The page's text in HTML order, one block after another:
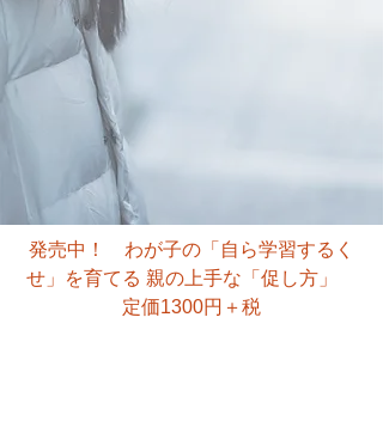
発売中！　わが子の「自ら学習するく
せ」を育てる 親の上手な「促し方」
定価1300円＋税